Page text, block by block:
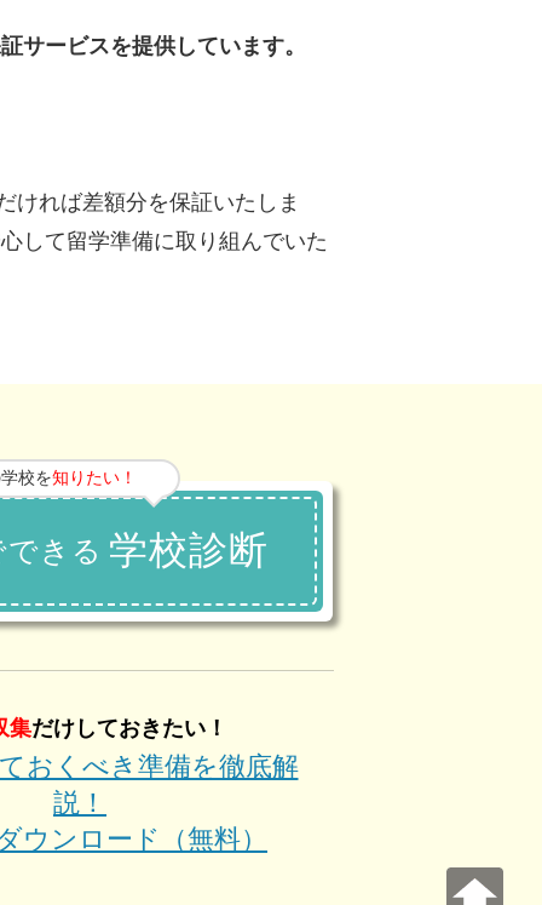
サービスを提供しています。
ければ差額分を保証いたしま
して留学準備に取り組んでいた
校を知りたい！
できる 学校診断
集だけしておきたい！
おくべき準備を徹底解
説！
ウンロード（無料）